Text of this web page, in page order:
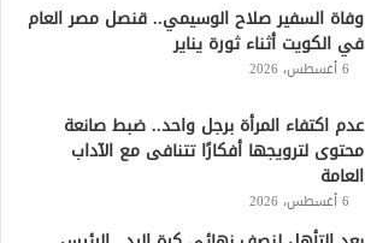
وفاة السفير صلاح الوسيمي.. قنصل مصر العام
في الكويت أثناء ثورة يناير
6 أغسطس، 2026
عدم اكتفاء المرأة برجل واحد.. ضبط صانعة
محتوى لترويجها أفكارًا تتنافى مع الآداب
العامة
6 أغسطس، 2026